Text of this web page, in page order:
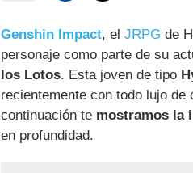
Genshin Impact, el JRPG de
personaje como parte de su
los Lotos. Esta joven de tipo
recientemente con todo lujo
continuación te mostramos la
en profundidad.